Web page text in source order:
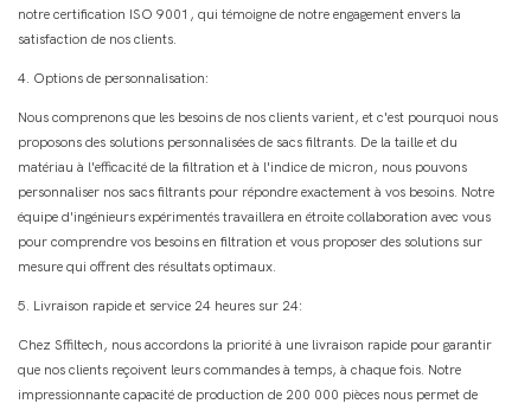
notre certification ISO 9001, qui témoigne de notre engagement envers la
satisfaction de nos clients.
4. Options de personnalisation:
Nous comprenons que les besoins de nos clients varient, et c'est pourquoi nous
proposons des solutions personnalisées de sacs filtrants. De la taille et du
matériau à l'efficacité de la filtration et à l'indice de micron, nous pouvons
personnaliser nos sacs filtrants pour répondre exactement à vos besoins. Notre
équipe d'ingénieurs expérimentés travaillera en étroite collaboration avec vous
pour comprendre vos besoins en filtration et vous proposer des solutions sur
mesure qui offrent des résultats optimaux.
5. Livraison rapide et service 24 heures sur 24:
Chez Sffiltech, nous accordons la priorité à une livraison rapide pour garantir
que nos clients reçoivent leurs commandes à temps, à chaque fois. Notre
impressionnante capacité de production de 200 000 pièces nous permet de